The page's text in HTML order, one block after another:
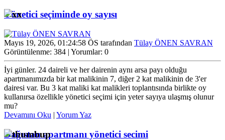
Yönetici seçiminde oy sayısı
Mayıs 19, 2026, 01:24:58 ÖS tarafından Tülay ÖNEN SAVRAN
Görüntülenme: 384 | Yorumlar: 0
İyi günler. 24 daireli ve her dairenin aynı arsa payı olduğu
apartmanımızda bir kat malikinin 7, diğer 2 kat malikinin de 3'er
dairesi var. Bu 3 kat maliki kat malikleri toplantısında birlikte oy
kullanırsa özellikle yönetici seçimi için yeter sayıya ulaşmış olunur
mu?
Devamını Oku | Yorum Yaz
Dağıstan apartmanı yönetici secimi